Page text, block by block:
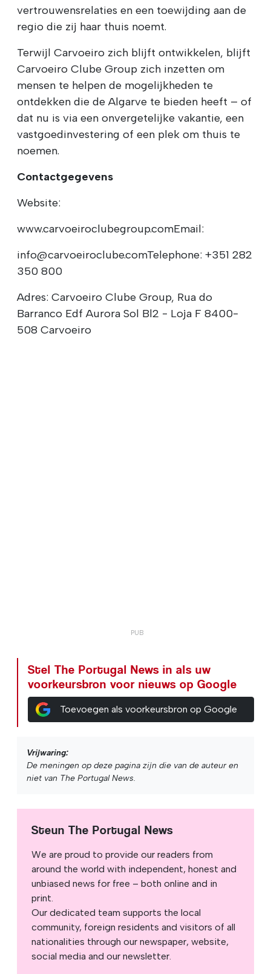
vertrouwensrelaties en een toewijding aan de
regio die zij haar thuis noemt.
Terwijl Carvoeiro zich blijft ontwikkelen, blijft
Carvoeiro Clube Group zich inzetten om
mensen te helpen de mogelijkheden te
ontdekken die de Algarve te bieden heeft – of
dat nu is via een onvergetelijke vakantie, een
vastgoedinvestering of een plek om thuis te
noemen.
Contactgegevens
Website:
www.carvoeiroclubegroup.comEmail:
info@carvoeiroclube.comTelephone: +351 282
350 800
Adres: Carvoeiro Clube Group, Rua do
Barranco Edf Aurora Sol Bl2 - Loja F 8400-
508 Carvoeiro
Stel The Portugal News in als uw
voorkeursbron voor nieuws op Google
Toevoegen als voorkeursbron op Google
Vrijwaring:
De meningen op deze pagina zijn die van de auteur en
niet van The Portugal News.
Steun The Portugal News
We are proud to provide our readers from
around the world with independent, honest and
unbiased news for free – both online and in
print.
Our dedicated team supports the local
community, foreign residents and visitors of all
nationalities through our newspaper, website,
social media and our newsletter.